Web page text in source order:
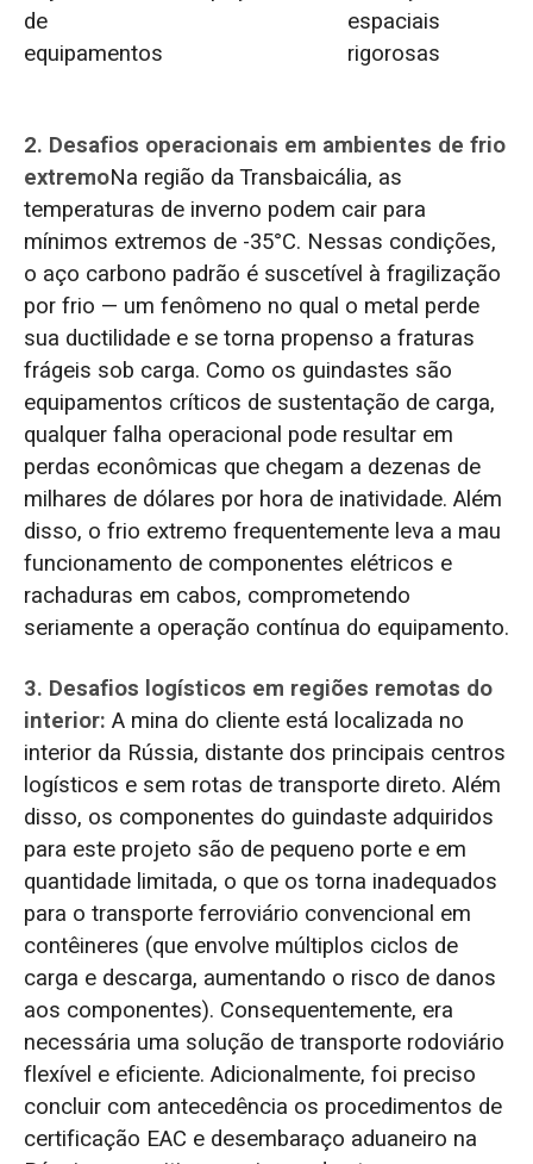
de
equipamentos
espaciais
rigorosas
2. Desafios operacionais em ambientes de frio
extremoNa região da Transbaicália, as
temperaturas de inverno podem cair para
mínimos extremos de -35°C. Nessas condições,
o aço carbono padrão é suscetível à fragilização
por frio — um fenômeno no qual o metal perde
sua ductilidade e se torna propenso a fraturas
frágeis sob carga. Como os guindastes são
equipamentos críticos de sustentação de carga,
qualquer falha operacional pode resultar em
perdas econômicas que chegam a dezenas de
milhares de dólares por hora de inatividade. Além
disso, o frio extremo frequentemente leva a mau
funcionamento de componentes elétricos e
rachaduras em cabos, comprometendo
seriamente a operação contínua do equipamento.
3. Desafios logísticos em regiões remotas do
interior: A mina do cliente está localizada no
interior da Rússia, distante dos principais centros
logísticos e sem rotas de transporte direto. Além
disso, os componentes do guindaste adquiridos
para este projeto são de pequeno porte e em
quantidade limitada, o que os torna inadequados
para o transporte ferroviário convencional em
contêineres (que envolve múltiplos ciclos de
carga e descarga, aumentando o risco de danos
aos componentes). Consequentemente, era
necessária uma solução de transporte rodoviário
flexível e eficiente. Adicionalmente, foi preciso
concluir com antecedência os procedimentos de
certificação EAC e desembaraço aduaneiro na